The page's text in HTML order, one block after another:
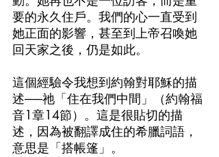
要的永久住戶。我們的心一直受到
她正面的影響，甚至到上帝召喚她
回天家之後，仍是如此。
這個經驗令我想到約翰對耶穌的描
述──祂「住在我們中間」（約翰福
音1章14節）。這是很貼切的描
述，因為被翻譯成住的希臘詞語，
意思是「搭帳篷」。